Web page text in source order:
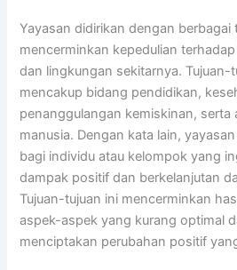
Yayasan didirikan dengan berbagai
mencerminkan kepedulian
dan lingkungan sekitarnya. Tujuan-
mencakup bidang pendidikan,
penanggulangan kemiskinan, serta
manusia. Dengan kata lain,
bagi individu atau kelompok yang
dampak positif dan berkelanjutan
Tujuan-tujuan ini mencerminkan
aspek-aspek yang kurang optimal
menciptakan perubahan positif